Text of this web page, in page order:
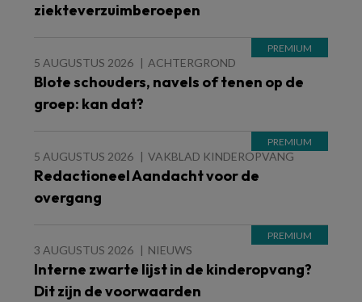
ziekteverzuimberoepen
5 AUGUSTUS 2026 ACHTERGROND
Blote schouders, navels of tenen op de
groep: kan dat?
5 AUGUSTUS 2026 VAKBLAD KINDEROPVANG
Redactioneel Aandacht voor de
overgang
3 AUGUSTUS 2026 NIEUWS
Interne zwarte lijst in de kinderopvang?
Dit zijn de voorwaarden